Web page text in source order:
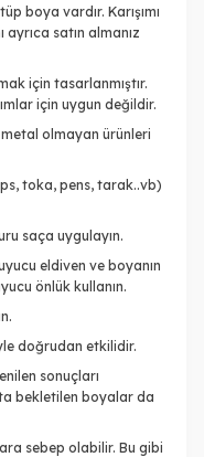
boya vardır. Karışımı
ayrıca satın almanız
için tasarlanmıştır.
için uygun değildir.
metal olmayan ürünleri
toka, pens, tarak..vb)
saça uygulayın.
eldiven ve boyanın
önlük kullanın.
doğrudan etkilidir.
sonuçları
bekletilen boyalar da
sebep olabilir. Bu gibi